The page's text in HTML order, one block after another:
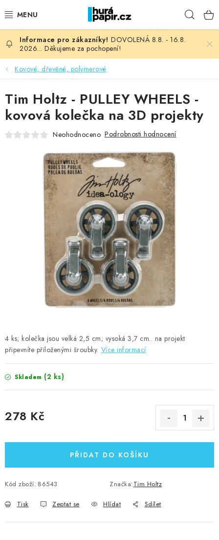
na
NOVINKY
HURÁ DÍLNA
VŠECHNO ZBOŽÍ
KNIHAŘSKÝ MATERIÁL
OBLÍBENÉ ♥️
FOTORECENZE
MOJE OBJEDNÁVKA
Kontakty Moje objednávka
Oblíbené ♥️
Hodnocení obchodu
Obchodní podmínky
Podmínky ochrany osobních údajů
Ověřování recenzí
DOVOLENÁ 8.8. - 16.8.
2026... Děkujeme za pochopení!
Kovové, dřevěné, polymerové
4 ks; kolečka jsou velká 2,5 cm; vysoká 3,7 cm.. na projekt
připevníte přiloženými šroubky. Více informací
Skladem (2 ks)
278 Kč
PŘIDAT DO KOŠÍKU
Kód zboží: 86543 Značka:Tim Holtz
Tisk Zeptat se Hlídat Sdílet
Tim Holtz - PULLEY WHEELS -
kovová kolečka na 3D projekty
Neohodnoceno Podrobnosti hodnocení